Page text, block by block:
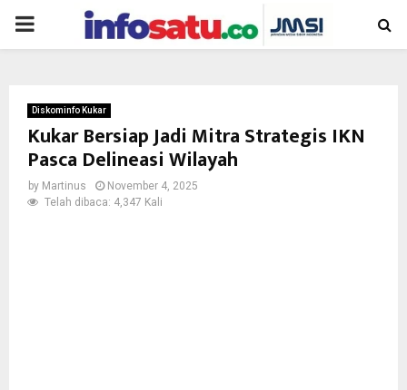
PRIMARY
Diskominfo Kukar
Kukar Bersiap Jadi Mitra Strategis IKN
Pasca Delineasi Wilayah
by Martinus
November 4, 2025
Telah dibaca: 4,347 Kali